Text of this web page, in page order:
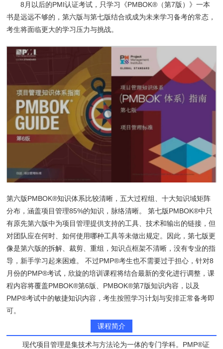
8月以后的PMI认证考试，只学习《PMBOK®（第7版）》一本
书是远远不够的，第六版与第七版结合或成为未来学习备考的常态，
考生将面临更大的学习压力与挑战。
第六版PMBOK®知识体系比较清晰，五大过程组、十大知识域矩阵
分布，涵盖项目管理85%的知识，脉络清晰。 第七版PMBOK®中只
有原先第六版中为项目管理提供支持的工具、技术和输出的链接，但
对团队应在何时、如何使用哪种工具等未做出规定。因此，第七版更
像是第六版的拆解、裁剪、重组，知识点框架不清晰，没有专业的指
导，新手学习起来困难。 不过PMP®考生也不需要过于担心，针对8
月份的PMP®考试，欣旋的培训课程将结合最新的变化进行调整，课
程内容将覆盖PMBOK®第6版、PMBOK®第7版知识内容，以及
PMP®考试中的敏捷知识内容，考生按照学习计划与安排正常备考即
可。
课程简介
现代项目管理是集技术与方法论为一体的专门学科。PMP®证